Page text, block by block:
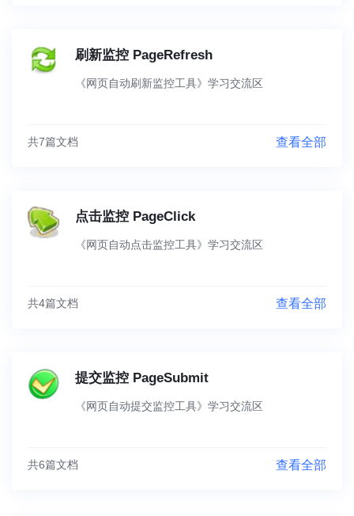
刷新监控 PageRefresh
《网页自动刷新监控工具》学习交流区
共7篇文档 查看全部
点击监控 PageClick
《网页自动点击监控工具》学习交流区
共4篇文档 查看全部
提交监控 PageSubmit
《网页自动提交监控工具》学习交流区
共6篇文档 查看全部